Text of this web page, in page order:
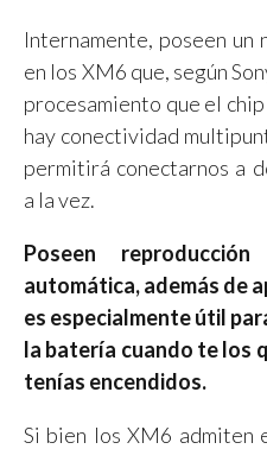
Internamente, poseen
en los XM6 que, según
procesamiento que el
hay conectividad
permitirá conectarnos a
a la vez.
Poseen
automática, además de
es especialmente útil
la batería cuando te los
tenías encendidos.
Si bien los XM6 admiten